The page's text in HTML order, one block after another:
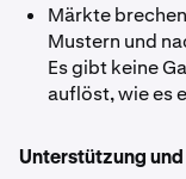
Märkte
Mustern und
Es gibt keine
auflöst, wie es
Unterstützung